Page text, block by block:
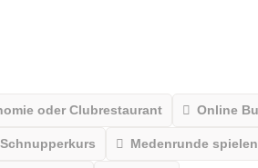
oder Clubrestaurant Online
Medenrunde